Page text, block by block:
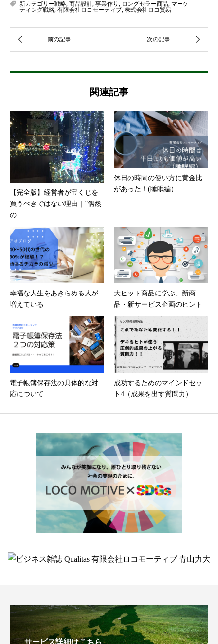
新カテゴリー戦略, 商品設計, 事業作り , ロングセラー商品, マーケ
ティング戦略, 有限会社ロコモーティブ, 株式会社ロコ貿易
関連記事
【完全版】経営者が宝くじを
買うべきではない理由｜“偶然
の...
休日の時間の使い方に黄金比
があった！(睡眠編）
幸福な人生をあきらめる人が
増えている
大ヒット商品に学ぶ、新商
品・新サービス企画のヒント
電子帳簿保存法の具体的な対
応について
成功するためのマインドセッ
ト4（成果を出す質問力）
サービス詳細はこちら